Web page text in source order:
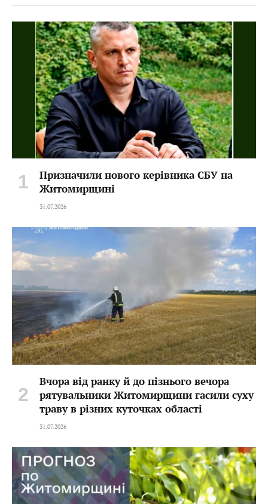
Призначили нового керівника СБУ на
Житомирщині
31.07.2026
Вчора від ранку й до пізнього вечора
рятувальники Житомирщини гасили суху
траву в різних куточках області
31.07.2026